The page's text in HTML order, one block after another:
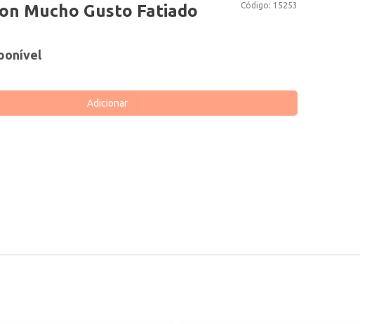
Código: 15253
Mucho Gusto Fatiado
Adicionar